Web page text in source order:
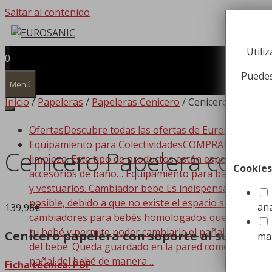
Saltar al contenido
0
Menú
OfertasDescubre todas las ofertas de Eurosanic!!!
Equipamiento para ColectividadesCOMPRAR
limpieza. Este tipo de productos están
accesorios de baño… Equipamiento para baño
y vestuarios. Cambiador bebe Es indispensable que
posible, debido a que no existe el espacio suficiente
cambiadores para bebés homologados que se
tu bebé y permite poder cambiarle el pañal de
del bebé. Queda guardado en la pared como si de
pañal del bebé de manera…
Inicio/Papeleras / Papeleras Cenicero / Cenicero
Cenicero Papelera con
139,98€
Cenicero papelera con soporte al suelo
Ficha técnica: PDF
Cookies